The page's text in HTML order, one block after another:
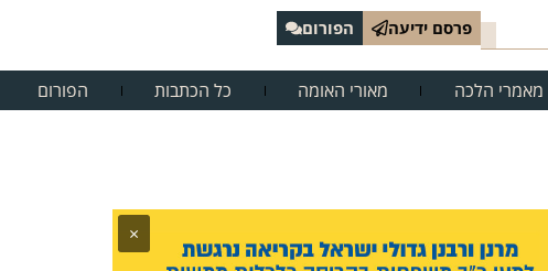
פרסם ידיעה הפורום
מאמרי הלכה מאורי האומה כל הכתבות הפורום
×